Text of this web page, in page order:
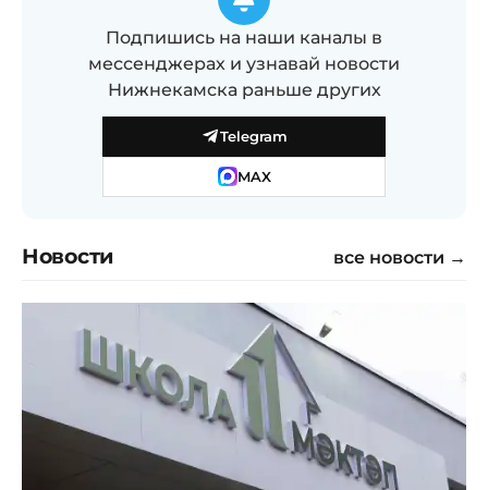
Подпишись на наши каналы в
мессенджерах и узнавай новости
Нижнекамска раньше других
Telegram
MAX
Новости все новости →